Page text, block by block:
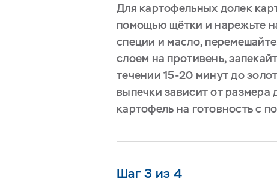
Для картофельных долек
помощью щётки и нарежьте
специи и масло,
слоем на противень,
течении 15-20 минут до
выпечки зависит от размера
картофель на готовность с
Шаг 3 из 4